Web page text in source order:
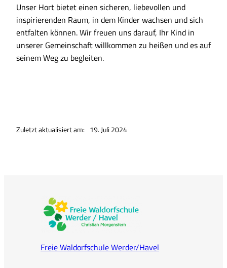
Unser Hort bietet einen sicheren, liebevollen und
inspirierenden Raum, in dem Kinder wachsen und sich
entfalten können. Wir freuen uns darauf, Ihr Kind in
unserer Gemeinschaft willkommen zu heißen und es auf
seinem Weg zu begleiten.
Zuletzt aktualisiert am: 19. Juli 2024
Freie Waldorfschule Werder/Havel